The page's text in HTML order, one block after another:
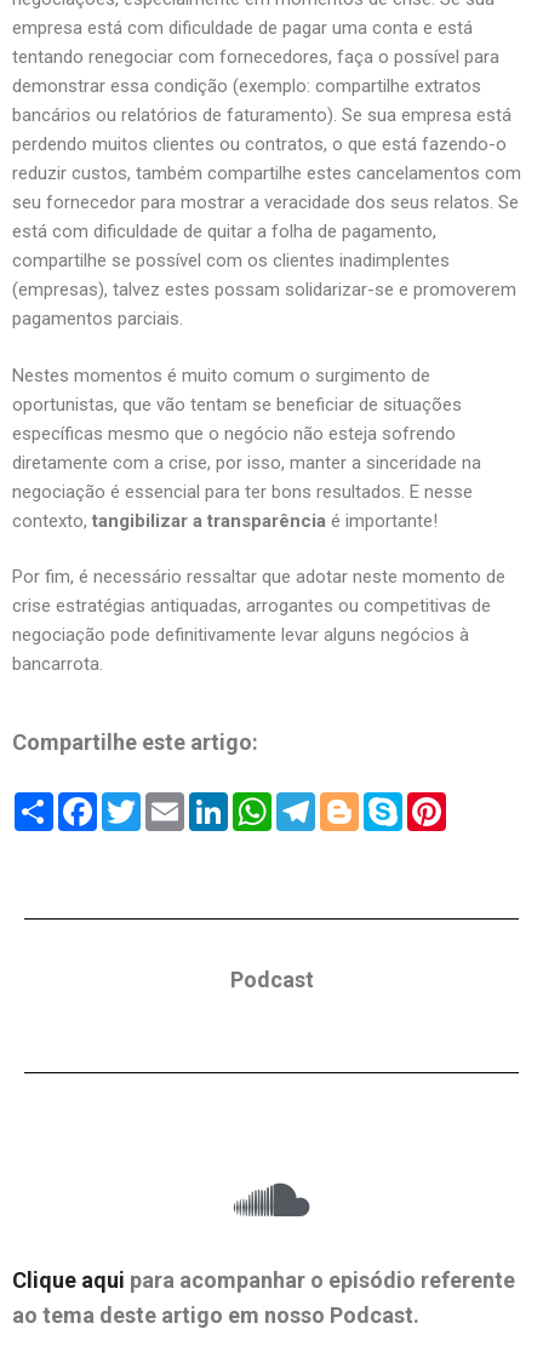
empresa está com dificuldade de pagar uma conta e está
tentando renegociar com fornecedores, faça o possível para
demonstrar essa condição (exemplo: compartilhe extratos
bancários ou relatórios de faturamento). Se sua empresa está
perdendo muitos clientes ou contratos, o que está fazendo-o
reduzir custos, também compartilhe estes cancelamentos com
seu fornecedor para mostrar a veracidade dos seus relatos. Se
está com dificuldade de quitar a folha de pagamento,
compartilhe se possível com os clientes inadimplentes
(empresas), talvez estes possam solidarizar-se e promoverem
pagamentos parciais.
Nestes momentos é muito comum o surgimento de
oportunistas, que vão tentam se beneficiar de situações
específicas mesmo que o negócio não esteja sofrendo
diretamente com a crise, por isso, manter a sinceridade na
negociação é essencial para ter bons resultados. E nesse
contexto, tangibilizar a transparência é importante!
Por fim, é necessário ressaltar que adotar neste momento de
crise estratégias antiquadas, arrogantes ou competitivas de
negociação pode definitivamente levar alguns negócios à
bancarrota.
Compartilhe este artigo:
ShareFacebook
TwitterEmailLinkedInWhatsApp
Telegram
Blogger
Skype
Podcast
Clique aqui para acompanhar o episódio referente
ao tema deste artigo em nosso Podcast.